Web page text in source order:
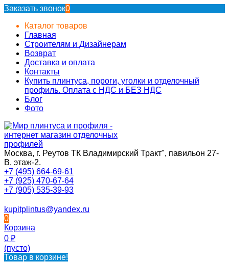
Заказать звонок0
Каталог товаров
Главная
Строителям и Дизайнерам
Возврат
Доставка и оплата
Контакты
Купить плинтуса, пороги, уголки и отделочный
профиль. Оплата с НДС и БЕЗ НДС
Блог
Фото
Москва, г. Реутов ТК Владимирский Тракт", павильон 27-
В, этаж-2.
+7 (495) 664-69-61
+7 (925) 470-67-64
+7 (905) 535-39-93
kupitplintus@yandex.ru
0
Корзина
0 ₽
(пусто)
Товар в корзине!